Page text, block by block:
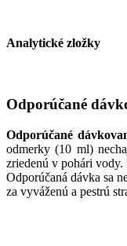
Analytické zložky
Odporúčané
Odporúčané
odmerky (10 ml)
zriedenú v pohári vody.
Odporúčaná dávka sa
za vyváženú a pestrú